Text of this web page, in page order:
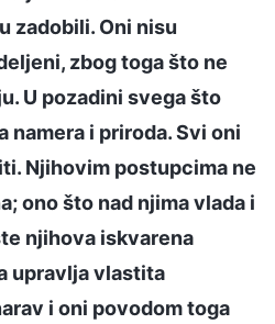
zadobili. Oni nisu
zbog toga što ne
U pozadini svega što
namera i priroda. Svi oni
Njihovim postupcima ne
ono što nad njima vlada i
njihova iskvarena
upravlja vlastita
i oni povodom toga